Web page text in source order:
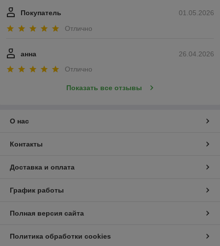
01.05.2026
Покупатель
Отлично
26.04.2026
анна
Отлично
Показать все отзывы
О нас
Контакты
Доставка и оплата
График работы
Полная версия сайта
Политика обработки cookies